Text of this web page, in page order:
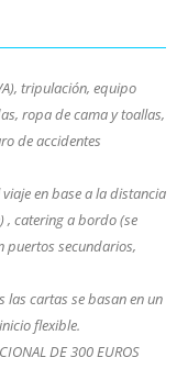
tripulación, equipo
ropa de cama y toallas,
de accidentes
en base a la distancia
, catering a bordo (se
puertos secundarios,
las cartas se basan en un
flexible.
DE 300 EUROS